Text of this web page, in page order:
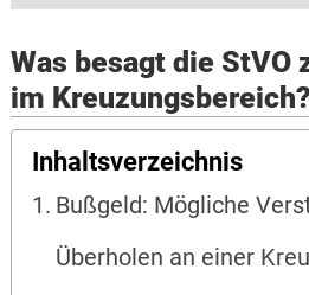
Was besagt die StVO
im Kreuzungsbereich?
Inhaltsverzeichnis
Bußgeld: Mögliche
Überholen an einer